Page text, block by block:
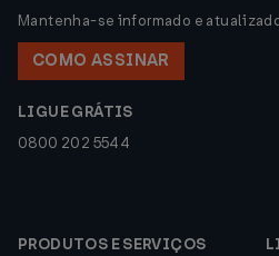
Mantenha-se informado e
COMO ASSINAR
LIGUE GRÁTIS
0800 202 5544
PRODUTOS E SERVIÇOS